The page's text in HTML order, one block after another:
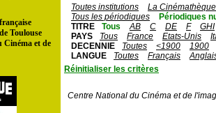
Toulouse
Cinéma et de
Toutes institutions
La
Tous les périodiques
Périodiques
TITRE
Tous AB C DE F
GHI
PAYS
Tous France Etats-Unis
DECENNIE
Toutes <1900
1900
LANGUE
Toutes Français
Réinitialiser les critères
Centre National du Cinéma et de